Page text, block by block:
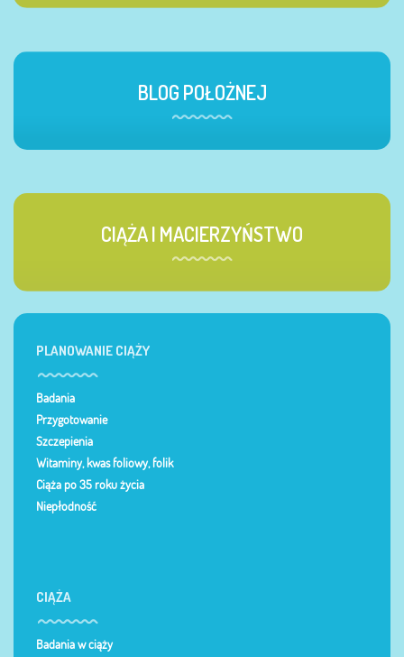
BLOG POŁOŻNEJ
CIĄŻA I MACIERZYŃSTWO
PLANOWANIE CIĄŻY
Badania
Przygotowanie
Szczepienia
Witaminy, kwas foliowy, folik
Ciąża po 35 roku życia
Niepłodność
CIĄŻA
Badania w ciąży